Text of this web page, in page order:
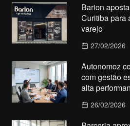
Barion
Curitiba para
varejo
27/02/2026
Autonomoz
com gestão
alta
26/02/2026